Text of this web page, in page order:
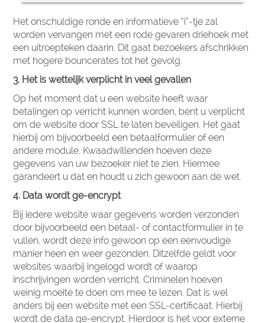
Het onschuldige ronde en informatieve “i”-tje zal
worden vervangen met een rode gevaren driehoek met
een uitroepteken daarin. Dit gaat bezoekers afschrikken
met hogere bouncerates tot het gevolg.
3. Het is wettelijk verplicht in veel gevallen
Op het moment dat u een website heeft waar
betalingen op verricht kunnen worden, bent u verplicht
om de website door SSL te laten beveiligen. Het gaat
hierbij om bijvoorbeeld een betaalformulier of een
andere module. Kwaadwillenden hoeven deze
gegevens van uw bezoeker niet te zien. Hiermee
garandeert u dat en houdt u zich gewoon aan de wet.
4. Data wordt ge-encrypt
Bij iedere website waar gegevens worden verzonden
door bijvoorbeeld een betaal- of contactformulier in te
vullen, wordt deze info gewoon op een eenvoudige
manier heen en weer gezonden. Ditzelfde geldt voor
websites waarbij ingelogd wordt of waarop
inschrijvingen worden verricht. Criminelen hoeven
weinig moeite te doen om mee te lezen. Dat is wel
anders bij een website met een SSL-certificaat. Hierbij
wordt de data ge-encrypt. Hierdoor is het voor externe